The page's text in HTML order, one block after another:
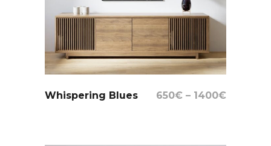
Select Options
Whispering Blues 650€ – 1400€